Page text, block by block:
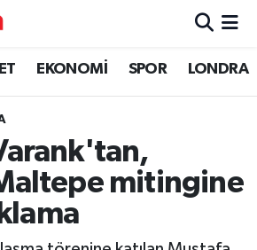
EKONOMİ SPOR LONDRA
mitingine